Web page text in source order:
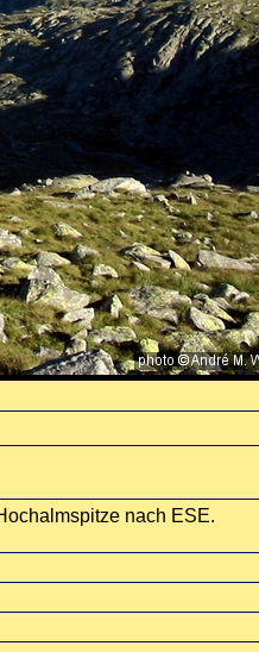
nach ESE.